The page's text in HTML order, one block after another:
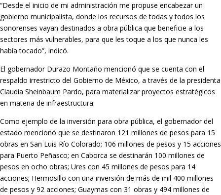
“Desde el inicio de mi administración me propuse encabezar un
gobierno municipalista, donde los recursos de todas y todos los
sonorenses vayan destinados a obra pública que beneficie a los
sectores más vulnerables, para que les toque a los que nunca les
había tocado”, indicó.
El gobernador Durazo Montaño mencionó que se cuenta con el
respaldo irrestricto del Gobierno de México, a través de la presidenta
Claudia Sheinbaum Pardo, para materializar proyectos estratégicos
en materia de infraestructura.
Como ejemplo de la inversión para obra pública, el gobernador del
estado mencionó que se destinaron 121 millones de pesos para 15
obras en San Luis Río Colorado; 106 millones de pesos y 15 acciones
para Puerto Peñasco; en Caborca se destinarán 100 millones de
pesos en ocho obras; Ures con 45 millones de pesos para 14
acciones; Hermosillo con una inversión de más de mil 400 millones
de pesos y 92 acciones; Guaymas con 31 obras y 494 millones de